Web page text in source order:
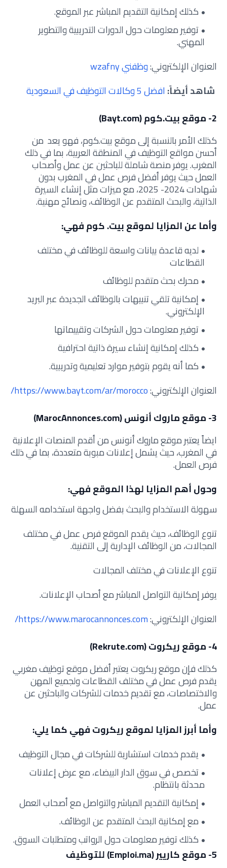
كذلك إمكانية التقديم المباشر عبر الموقع.
توفير معلومات حول الدورات التدريبية والتطوير
المهني.
العنوان الإلكتروني:وظفني wzafny
شاهد أيضاً:افضل 5 وكالات التوظيف في السعودية
2- موقع بيت.كوم (Bayt.com)
كذلك الأمر بالنسبة إلى موقع بيت.كوم، فهو يعد من
أحسن مواقع التوظيف في المنطقة العربية، بما في ذلك
المغرب. يوفر منصة شاملة للباحثين عن عمل وأصحاب
العمل حيث يوفر أفضل فرص عمل في المغرب بدون
شهادات 2024- 2025، مع ميزات مثل إنشاء السيرة
الذاتية، والبحث المتقدم عن الوظائف، ونصائح مهنية.
وأما عن المزايا لموقع بيت. كوم فهي:
لديه قاعدة بيانات واسعة للوظائف في مختلف
القطاعات
محرك بحث متقدم للوظائف
إمكانية تلقي تنبيهات بالوظائف الجديدة عبر البريد
الإلكتروني.
توفير معلومات حول الشركات وتقييماتها
كذلك إمكانية إنشاء سيرة ذاتية احترافية
كما أنه يقوم بتوفير موارد تعليمية وتدريبية.
العنوان الإلكتروني:https://www.bayt.com/ar/morocco/
3- موقع ماروك أنونس (MarocAnnonces.com)
ايضاً يعتبر موقع ماروك أنونس من أقدم المنصات الإعلانية
في المغرب، حيث يشمل إعلانات مبوبة متعددة، بما في ذلك
فرص العمل.
وحول أهم المزايا لهذا الموقع فهي:
سهولة الاستخدام والبحث بفضل واجهة استخدامه السهلة
تنوع الوظائف، حيث يقدم الموقع فرص عمل في مختلف
المجالات، من الوظائف الإدارية إلى التقنية.
تنوع الإعلانات في مختلف المجالات
يوفر إمكانية التواصل المباشر مع أصحاب الإعلانات.
العنوان الإلكتروني:https://www.marocannonces.com/
4- موقع ريكروت (Rekrute.com)
كذلك فإن موقع ريكروت يعتبر أفضل موقع توظيف مغربي
يقدم فرص عمل في مختلف القطاعات ولجميع المهن
والاختصاصات، مع تقديم خدمات للشركات والباحثين عن
عمل.
وأما أبرز المزايا لموقع ريكروت فهي كما يلي:
يقدم خدمات استشارية للشركات في مجال التوظيف
تخصص في سوق الدار البيضاء، مع عرض إعلانات
محدثة بانتظام.
إمكانية التقديم المباشر والتواصل مع أصحاب العمل
مع إمكانية البحث المتقدم عن الوظائف.
كذلك توفير معلومات حول الرواتب ومتطلبات السوق.
5- موقع كاريير (Emploi.ma) للتوظيف